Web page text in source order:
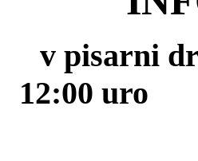
v pisarni
12:00